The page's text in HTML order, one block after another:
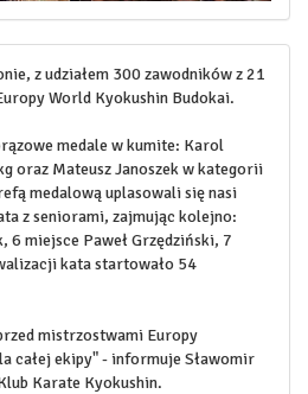
z udziałem 300 zawodników z 21
World Kyokushin Budokai.
medale w kumite: Karol
oraz Mateusz Janoszek w kategorii
medalową uplasowali się nasi
z seniorami, zajmując kolejno:
6 miejsce Paweł Grzędziński, 7
kata startowało 54
mistrzostwami Europy
całej ekipy" - informuje Sławomir
Karate Kyokushin.